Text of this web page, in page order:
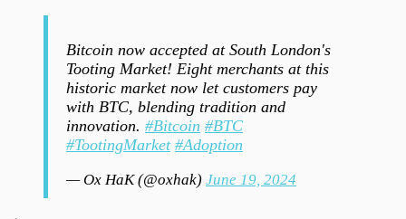
Bitcoin now accepted at South London's
Tooting Market! Eight merchants at this
historic market now let customers pay
with BTC, blending tradition and
innovation. #Bitcoin #BTC
#TootingMarket #Adoption
— Ox HaK (@oxhak) June 19, 2024